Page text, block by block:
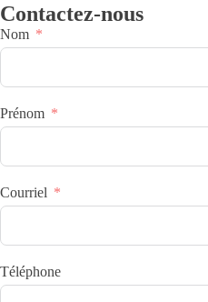
Contactez-nous
Nom
Prénom
Courriel
Téléphone